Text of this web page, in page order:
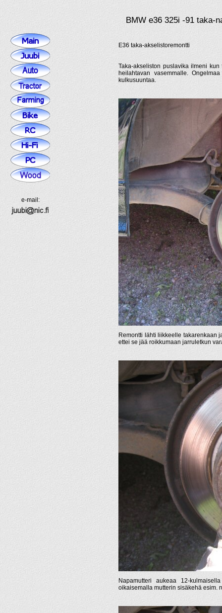
e-mail:
BMW e36 325i -91 taka-
E36 taka-akselistoremontti
Taka-akseliston puslavika ilmeni
heilahtavan vasemmalle.
kulkusuuntaa.
Remontti lähti liikkeelle takarenkaan
ettei se jää roikkumaan jarruletkun
Napamutteri aukeaa 12-
oikaisemalla mutterin sisäkehä esim.